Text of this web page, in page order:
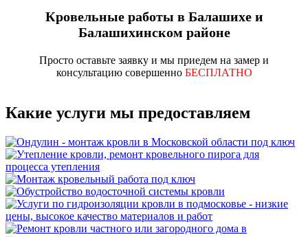
Кровельные работы в Балашихе и
Балашихинском районе
Просто оставьте заявку и мы приедем на замер и
консультацию совершенно БЕСПЛАТНО
Какие услуги мы предоставляем